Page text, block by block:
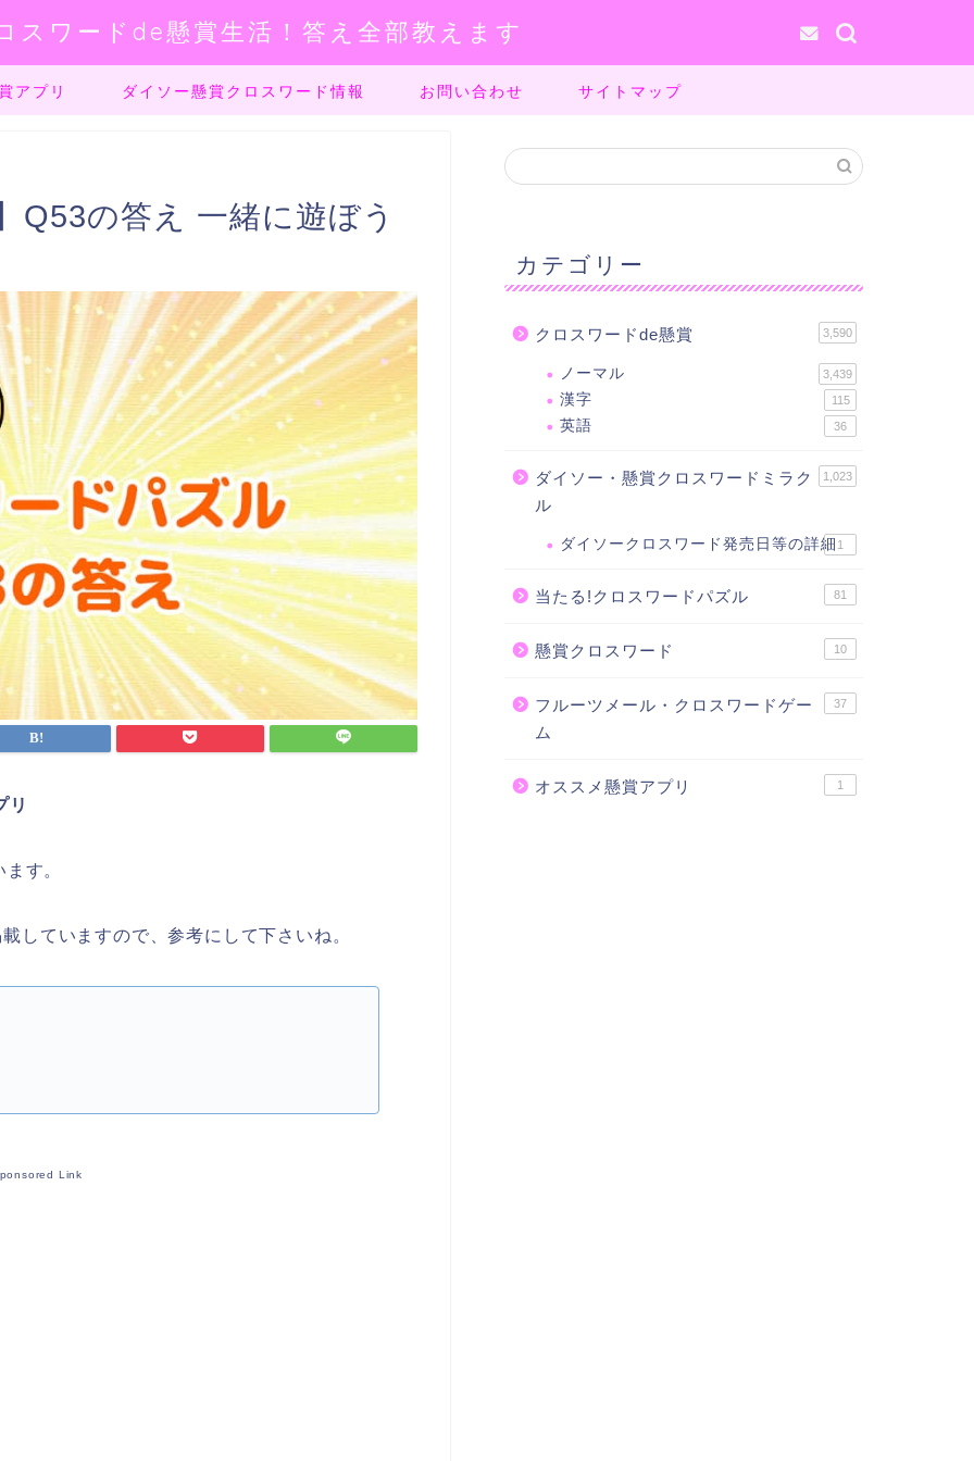
スワードde懸賞生活！答え全部教えます
アプリ ダイソー懸賞クロスワード情報 お問い合わせ サイトマップ
Q53の答え 一緒に遊ぼう
リ
す。
していますので、参考にして下さいね。
Link
カテゴリー
クロスワードde懸賞 3,590
ノーマル 3,439
漢字 115
英語 36
ダイソー・懸賞クロスワードミラク
ル
1,023
ダイソークロスワード発売日等の詳細 1
当たる!クロスワードパズル 81
懸賞クロスワード 10
フルーツメール・クロスワードゲー
ム
37
オススメ懸賞アプリ 1